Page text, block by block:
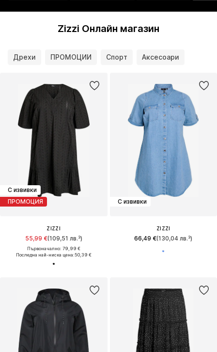
Zizzi Онлайн магазин
Дрехи ПРОМОЦИИ Спорт Аксесоари
С извивки
ПРОМОЦИЯ
ZIZZI
55,99 €(109,51 лв.³)
Първоначално: 79,99 €
Последна най-ниска цена:50,39 €
С извивки
ZIZZI
66,49 €(130,04 лв.³)